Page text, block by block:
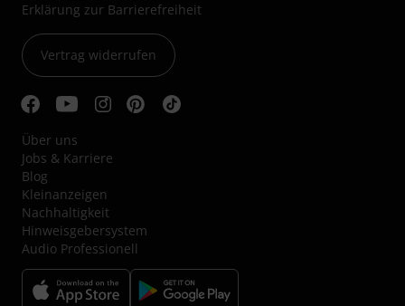
Erklärung zur Barrierefreiheit
Vertrag widerrufen
Über uns
Jobs & Karriere
Blog
Kleinanzeigen
Nachhaltigkeit
Hinweisgebersystem
Audio Professionell